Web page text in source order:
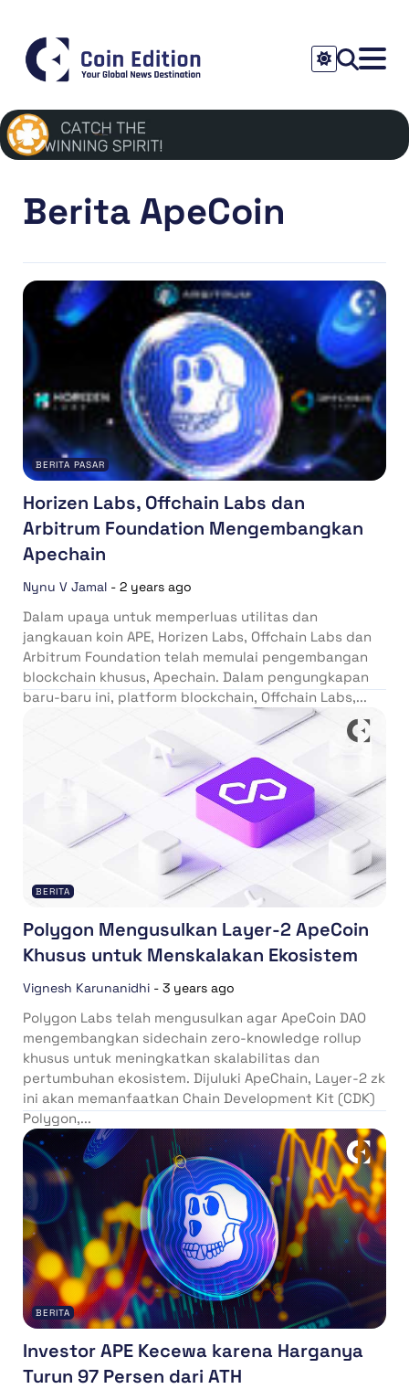
Berita ApeCoin
BERITA PASAR
Horizen Labs, Offchain Labs dan
Arbitrum Foundation Mengembangkan
Apechain
Nynu V Jamal - 2 years ago
Dalam upaya untuk memperluas utilitas dan
jangkauan koin APE, Horizen Labs, Offchain Labs dan
Arbitrum Foundation telah memulai pengembangan
blockchain khusus, Apechain. Dalam pengungkapan
baru-baru ini, platform blockchain, Offchain Labs,...
BERITA
Polygon Mengusulkan Layer-2 ApeCoin
Khusus untuk Menskalakan Ekosistem
Vignesh Karunanidhi - 3 years ago
Polygon Labs telah mengusulkan agar ApeCoin DAO
mengembangkan sidechain zero-knowledge rollup
khusus untuk meningkatkan skalabilitas dan
pertumbuhan ekosistem. Dijuluki ApeChain, Layer-2 zk
ini akan memanfaatkan Chain Development Kit (CDK)
Polygon,...
BERITA
Investor APE Kecewa karena Harganya
Turun 97 Persen dari ATH